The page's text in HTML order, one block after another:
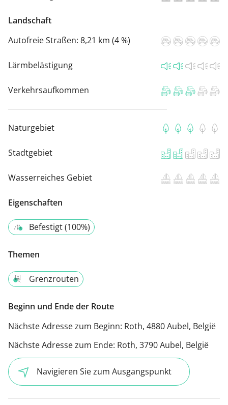
Landschaft
Autofreie Straßen: 8,21 km (4 %)
Lärmbelästigung
Verkehrsaufkommen
Naturgebiet
Stadtgebiet
Wasserreiches Gebiet
Eigenschaften
Befestigt (100%)
Themen
Grenzrouten
Beginn und Ende der Route
Nächste Adresse zum Beginn: Roth, 4880 Aubel, België
Nächste Adresse zum Ende: Roth, 3790 Aubel, België
Navigieren Sie zum Ausgangspunkt